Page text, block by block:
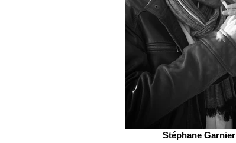
Stéphane Garnier